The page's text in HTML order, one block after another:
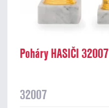
Poháry HASIČI 32007
32007